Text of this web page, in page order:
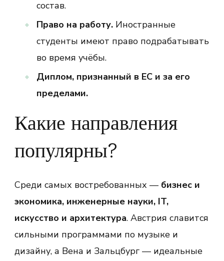
состав.
Право на работу. Иностранные
студенты имеют право подрабатывать
во время учёбы.
Диплом, признанный в ЕС и за его
пределами.
Какие направления
популярны?
Среди самых востребованных — бизнес и
экономика, инженерные науки, IT,
искусство и архитектура. Австрия славится
сильными программами по музыке и
дизайну, а Вена и Зальцбург — идеальные